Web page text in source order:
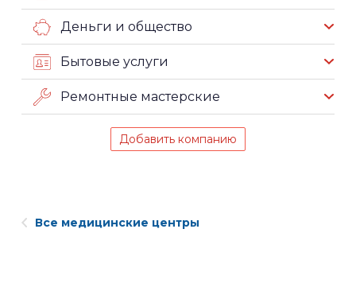
Деньги и общество
Бытовые услуги
Ремонтные мастерские
Добавить компанию
Все медицинские центры